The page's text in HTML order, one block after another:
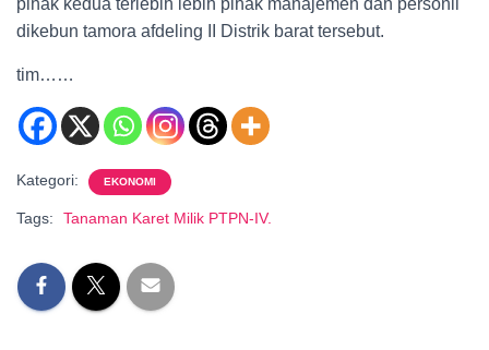
pihak kedua terlebih lebih pihak manajemen dan personil
dikebun tamora afdeling II Distrik barat tersebut.
tim……
Kategori: EKONOMI
Tags: Tanaman Karet Milik PTPN-IV.